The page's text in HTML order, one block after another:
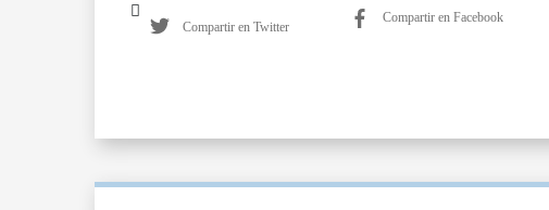
Compartir en Twitter
Compartir en Facebook